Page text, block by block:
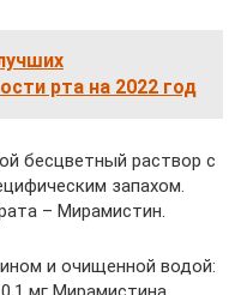
рта на 2022 год
бесцветный раствор с
запахом.
– Мирамистин.
и очищенной водой: